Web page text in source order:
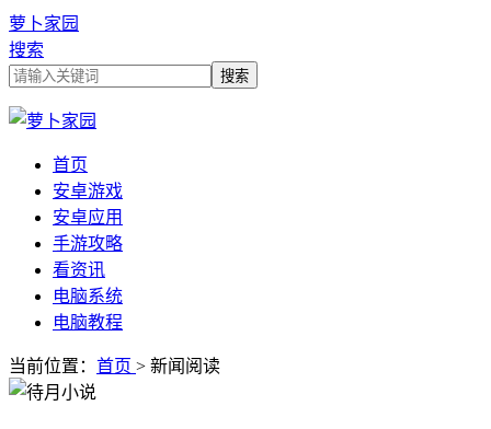
萝卜家园
搜索
首页
安卓游戏
安卓应用
手游攻略
看资讯
电脑系统
电脑教程
当前位置： 首页 > 新闻阅读